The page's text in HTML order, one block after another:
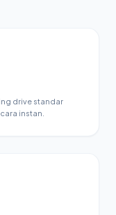
drive standar
instan.